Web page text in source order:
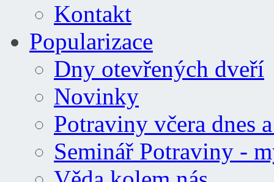
Kontakt
Popularizace
Dny otevřených dveří
Novinky
Potraviny včera dnes
Seminář Potraviny -